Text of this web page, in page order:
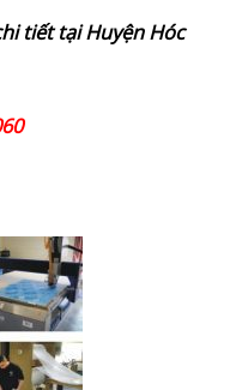
tiết tại Huyện Hóc